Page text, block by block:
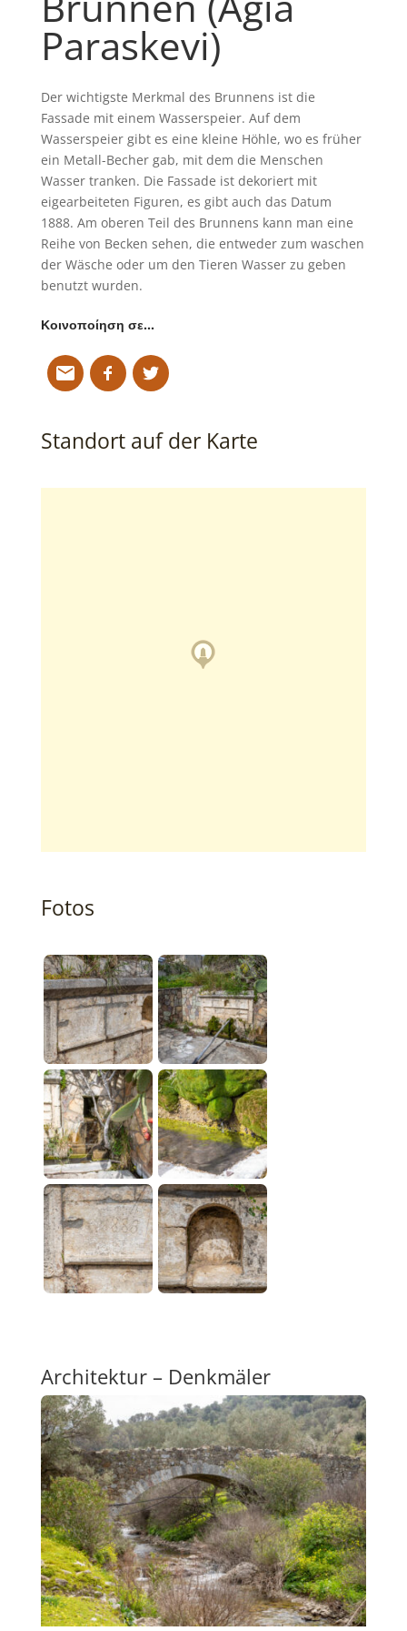
Paraskevi)
Der wichtigste Merkmal des Brunnens ist die
Fassade mit einem Wasserspeier. Auf dem
Wasserspeier gibt es eine kleine Höhle, wo es früher
ein Metall-Becher gab, mit dem die Menschen
Wasser tranken. Die Fassade ist dekoriert mit
eigearbeiteten Figuren, es gibt auch das Datum
1888. Am oberen Teil des Brunnens kann man eine
Reihe von Becken sehen, die entweder zum waschen
der Wäsche oder um den Tieren Wasser zu geben
benutzt wurden.
Κοινοποίηση σε…
Standort auf der Karte
Fotos
Architektur – Denkmäler